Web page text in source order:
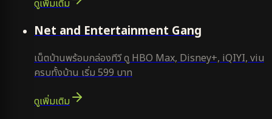
ดูเพิ่มเติม
Net and Entertainment Gang
เน็ตบ้านพร้อมกล่องทีวี ดู HBO Max, Disney+, iQIYI, viu
ครบทั้งบ้าน เริ่ม 599 บาท
ดูเพิ่มเติม